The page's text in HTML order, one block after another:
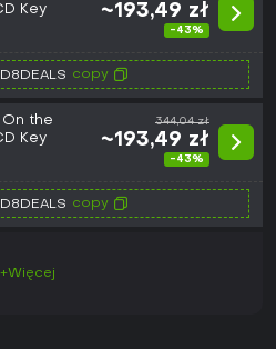
Key
~193,49 zł
-43%
copy
the
Key
344,04 zł
~193,49 zł
-43%
copy
+Więcej